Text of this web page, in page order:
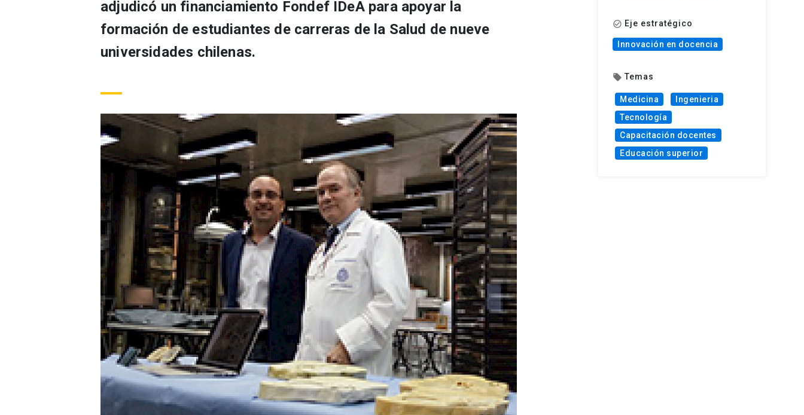
adjudicó un financiamiento Fondef IDeA para apoyar la
formación de estudiantes de carreras de la Salud de nueve
universidades chilenas.
check_circle_outline Eje estratégico
Innovación en docencia
local_offer Temas
Medicina
Ingenieria
Tecnología
Capacitación docentes
Educación superior